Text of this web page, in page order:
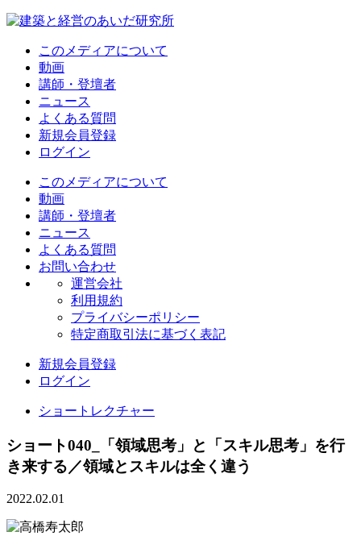
このメディアについて
動画
講師・登壇者
ニュース
よくある質問
新規会員登録
ログイン
このメディアについて
動画
講師・登壇者
ニュース
よくある質問
お問い合わせ
運営会社
利用規約
プライバシーポリシー
特定商取引法に基づく表記
新規会員登録
ログイン
ショートレクチャー
ショート040_「領域思考」と「スキル思考」を行
き来する／領域とスキルは全く違う
2022.02.01